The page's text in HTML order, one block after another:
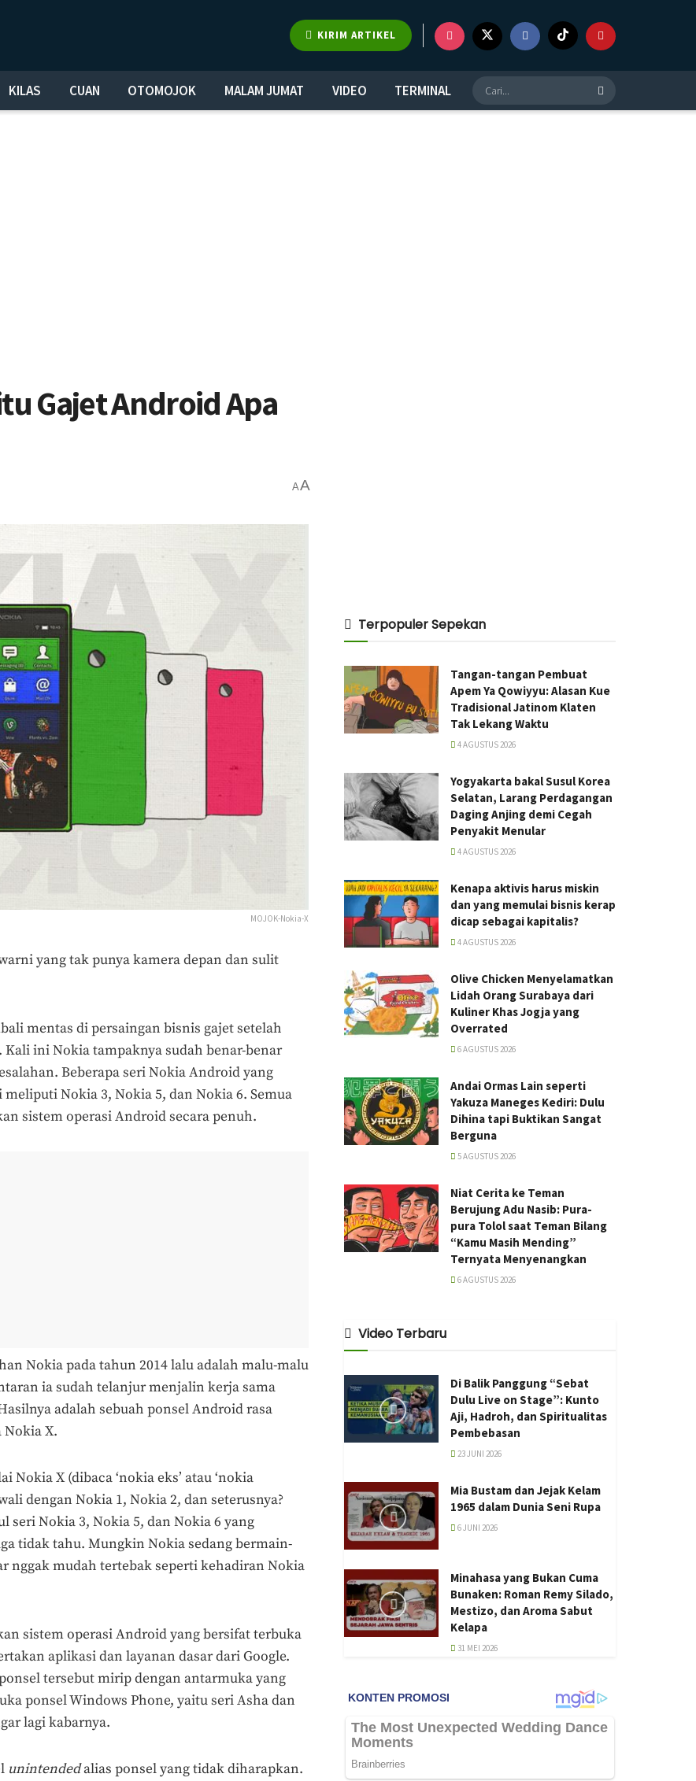
KIRIM ARTIKEL
KILAS CUAN OTOMOJOK MALAM JUMAT VIDEO TERMINAL
Gajet Android Apa
AA
MOJOK-Nokia-X
yang tak punya kamera depan dan sulit
mentas di persaingan bisnis gajet setelah
Kali ini Nokia tampaknya sudah benar-benar
Beberapa seri Nokia Android yang
Nokia 3, Nokia 5, dan Nokia 6. Semua
sistem operasi Android secara penuh.
Nokia pada tahun 2014 lalu adalah malu-malu
ia sudah telanjur menjalin kerja sama
adalah sebuah ponsel Android rasa
Nokia X.
X (dibaca ‘nokia eks’ atau ‘nokia
dengan Nokia 1, Nokia 2, dan seterusnya?
Nokia 3, Nokia 5, dan Nokia 6 yang
tidak tahu. Mungkin Nokia sedang bermain-
nggak mudah tertebak seperti kehadiran Nokia
sistem operasi Android yang bersifat terbuka
aplikasi dan layanan dasar dari Google.
tersebut mirip dengan antarmuka yang
ponsel Windows Phone, yaitu seri Asha dan
lagi kabarnya.
unintendedalias ponsel yang tidak diharapkan.
Terpopuler Sepekan
Tangan-tangan Pembuat
Apem Ya Qowiyyu: Alasan Kue
Tradisional Jatinom Klaten
Tak Lekang Waktu
4 AGUSTUS 2026
Yogyakarta bakal Susul Korea
Selatan, Larang Perdagangan
Daging Anjing demi Cegah
Penyakit Menular
4 AGUSTUS 2026
Kenapa aktivis harus miskin
dan yang memulai bisnis kerap
dicap sebagai kapitalis?
4 AGUSTUS 2026
Olive Chicken Menyelamatkan
Lidah Orang Surabaya dari
Kuliner Khas Jogja yang
Overrated
6 AGUSTUS 2026
Andai Ormas Lain seperti
Yakuza Maneges Kediri: Dulu
Dihina tapi Buktikan Sangat
Berguna
5 AGUSTUS 2026
Niat Cerita ke Teman
Berujung Adu Nasib: Pura-
pura Tolol saat Teman Bilang
“Kamu Masih Mending”
Ternyata Menyenangkan
6 AGUSTUS 2026
Video Terbaru
Di Balik Panggung “Sebat
Dulu Live on Stage”: Kunto
Aji, Hadroh, dan Spiritualitas
Pembebasan
23 JUNI 2026
Mia Bustam dan Jejak Kelam
1965 dalam Dunia Seni Rupa
6 JUNI 2026
Minahasa yang Bukan Cuma
Bunaken: Roman Remy Silado,
Mestizo, dan Aroma Sabut
Kelapa
31 MEI 2026